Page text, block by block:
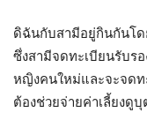
ดิฉันกับสามีอยู่กินกันโ
ซึ่งสามีจดทะเบียนรับร
หญิงคนใหม่และจะจดท
ต้องช่วยจ่ายค่าเลี้ยงดูบุ